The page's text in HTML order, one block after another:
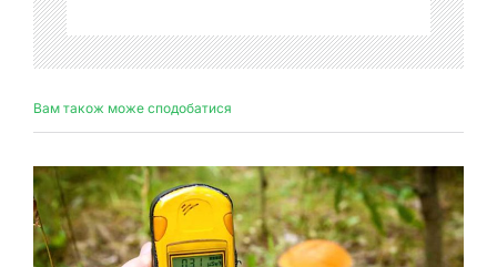
Вам також може сподобатися